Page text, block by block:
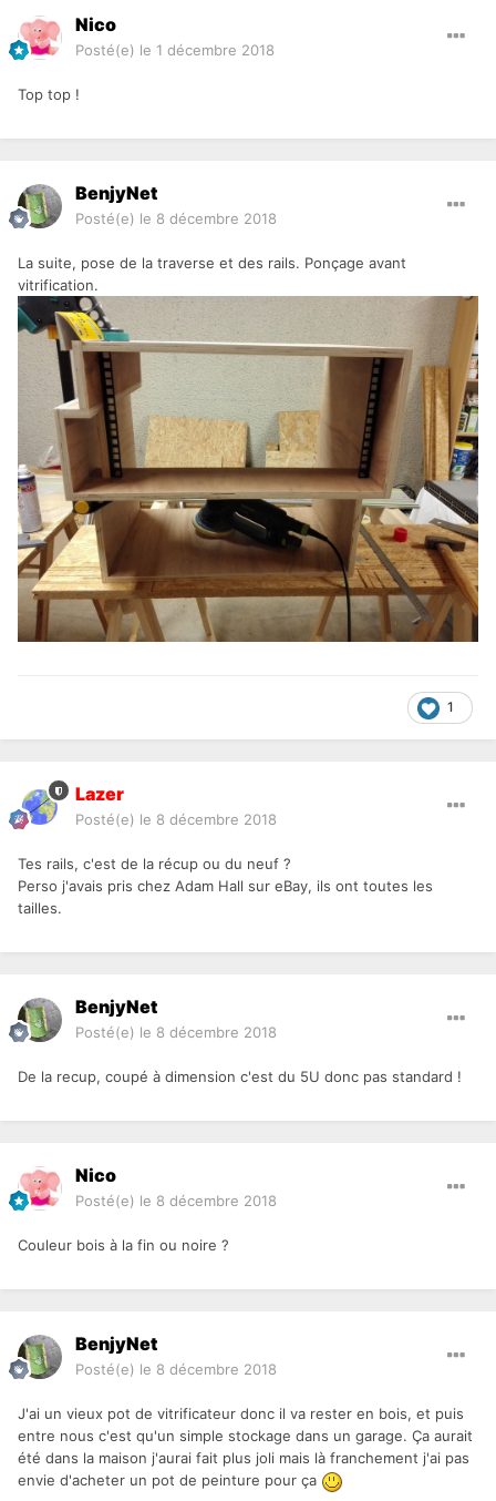
Nico
Posté(e) le 1 décembre 2018
Top top !
BenjyNet
Posté(e) le 8 décembre 2018
La suite, pose de la traverse et des rails. Ponçage avant
vitrification.
1
Lazer
Posté(e) le 8 décembre 2018
Tes rails, c'est de la récup ou du neuf ?
Perso j'avais pris chez Adam Hall sur eBay, ils ont toutes les
tailles.
BenjyNet
Posté(e) le 8 décembre 2018
De la recup, coupé à dimension c'est du 5U donc pas standard !
Nico
Posté(e) le 8 décembre 2018
Couleur bois à la fin ou noire ?
BenjyNet
Posté(e) le 8 décembre 2018
J'ai un vieux pot de vitrificateur donc il va rester en bois, et puis
entre nous c'est qu'un simple stockage dans un garage. Ça aurait
été dans la maison j'aurai fait plus joli mais là franchement j'ai pas
envie d'acheter un pot de peinture pour ça